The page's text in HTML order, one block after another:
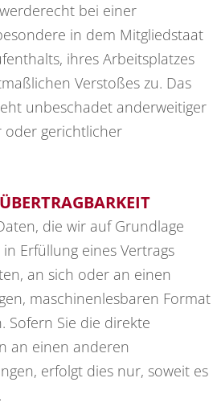
bei einer
in dem Mitgliedstaat
ihres Arbeitsplatzes
Verstoßes zu. Das
unbeschadet anderweitiger
oder gerichtlicher
die wir auf Grundlage
Erfüllung eines Vertrags
an sich oder an einen
maschinenlesbaren Format
Sofern Sie die direkte
an einen anderen
erfolgt dies nur, soweit es